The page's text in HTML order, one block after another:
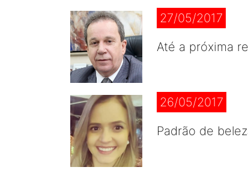
27/05/2017
Até a próxima
26/05/2017
Padrão de